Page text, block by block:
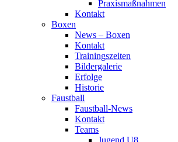
Praxismaßnahmen
Kontakt
Boxen
News – Boxen
Kontakt
Trainingszeiten
Bildergalerie
Erfolge
Historie
Faustball
Faustball-News
Kontakt
Teams
Jugend U8